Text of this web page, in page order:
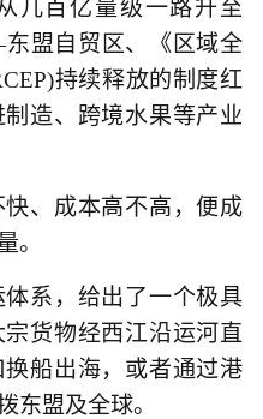
几百亿量级一路升至
盟自贸区、《区域全
持续释放的制度红
造、跨境水果等产业
、成本高不高，便成
。
系，给出了一个极具
货物经西江沿运河直
船出海，或者通过港
东盟及全球。